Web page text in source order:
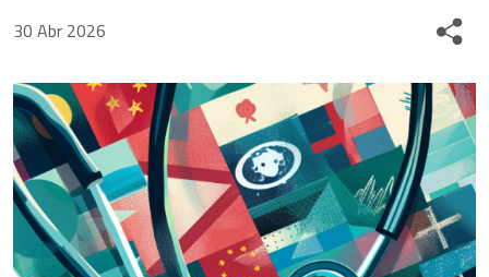
30 Abr 2026 Share